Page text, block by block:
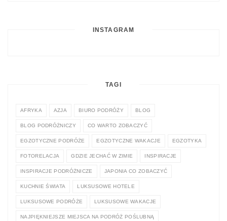
INSTAGRAM
TAGI
AFRYKA AZJA BIURO PODRÓŻY BLOG
BLOG PODRÓŻNICZY CO WARTO ZOBACZYĆ
EGZOTYCZNE PODRÓŻE EGZOTYCZNE WAKACJE EGZOTYKA
FOTORELACJA GDZIE JECHAĆ W ZIMIE INSPIRACJE
INSPIRACJE PODRÓŻNICZE JAPONIA CO ZOBACZYĆ
KUCHNIE ŚWIATA LUKSUSOWE HOTELE
LUKSUSOWE PODRÓŻE LUKSUSOWE WAKACJE
NAJPIĘKNIEJSZE MIEJSCA NA PODRÓŻ POŚLUBNĄ